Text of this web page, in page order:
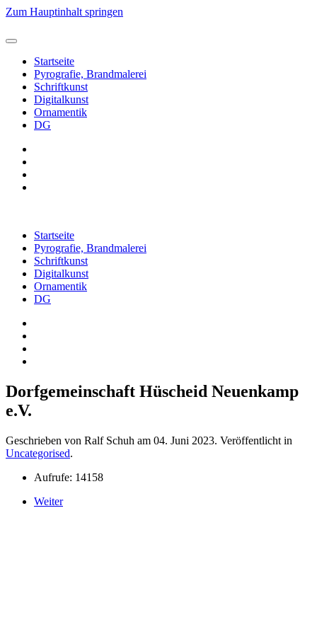
Zum Hauptinhalt springen
Startseite
Pyrografie, Brandmalerei
Schriftkunst
Digitalkunst
Ornamentik
DG
Startseite
Pyrografie, Brandmalerei
Schriftkunst
Digitalkunst
Ornamentik
DG
Dorfgemeinschaft Hüscheid Neuenkamp
e.V.
Geschrieben von Ralf Schuh am 04. Juni 2023. Veröffentlicht in
Uncategorised.
Aufrufe: 14158
Weiter